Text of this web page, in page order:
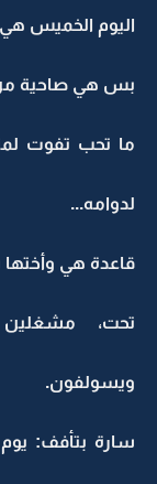
اليوم الخميس
بس هي صاحية من
ما تحب تفوت
لدوامه...
قاعدة هي وأختها
تحت، مشغلين
ويسولفون.
سارة بتأفف: